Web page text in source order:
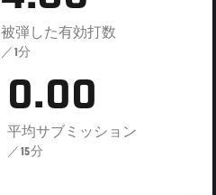
被弾した有効打数
／1分
0.00
平均サブミッション
／15分